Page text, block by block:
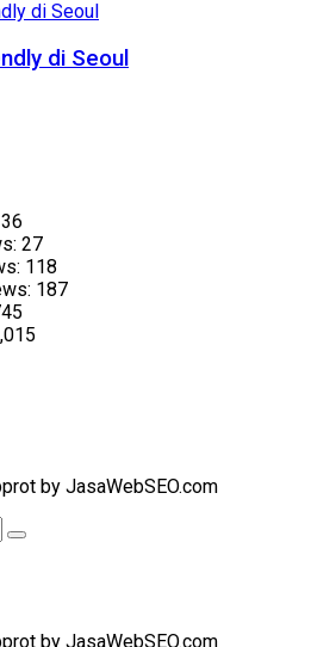
di Seoul
36
27
118
187
by JasaWebSEO.com
by JasaWebSEO.com